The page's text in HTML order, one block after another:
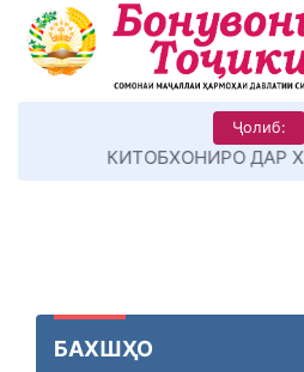
Ҷолиб:
КИТОБХОНИРО ДАР
БАХШҲО